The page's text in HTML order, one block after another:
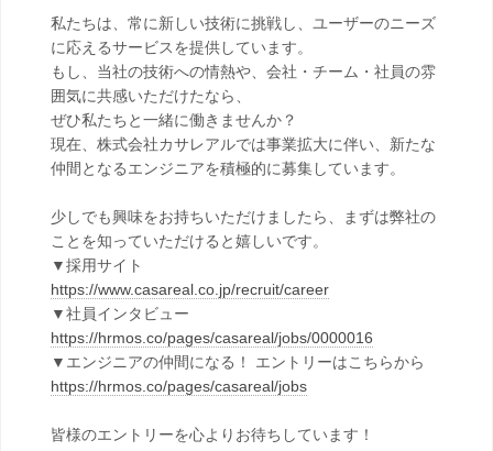
私たちは、常に新しい技術に挑戦し、ユーザーのニーズ
に応えるサービスを提供しています。
もし、当社の技術への情熱や、会社・チーム・社員の雰
囲気に共感いただけたなら、
ぜひ私たちと一緒に働きませんか？
現在、株式会社カサレアルでは事業拡大に伴い、新たな
仲間となるエンジニアを積極的に募集しています。
少しでも興味をお持ちいただけましたら、まずは弊社の
ことを知っていただけると嬉しいです。
▼採用サイト
https://www.casareal.co.jp/recruit/career
▼社員インタビュー
https://hrmos.co/pages/casareal/jobs/0000016
▼エンジニアの仲間になる！ エントリーはこちらから
https://hrmos.co/pages/casareal/jobs
皆様のエントリーを心よりお待ちしています！